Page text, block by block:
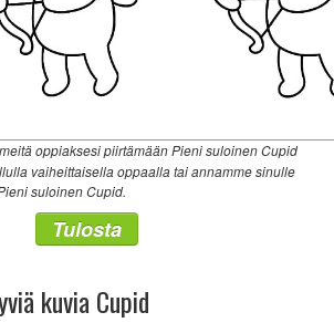
oppiaksesi piirtämään Pieni suloinen Cupid
vaiheittaisella oppaalla tai annamme sinulle
suloinen Cupid.
Tulosta
kuvia Cupid